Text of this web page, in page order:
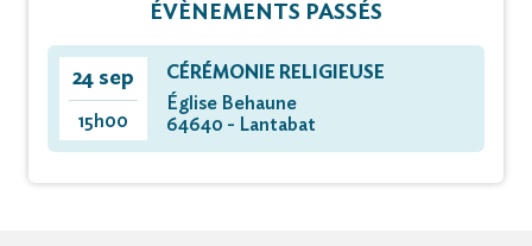
ÉVÈNEMENTS PASSÉS
24 sep
15h00
CÉRÉMONIE RELIGIEUSE
Église Behaune
64640 - Lantabat